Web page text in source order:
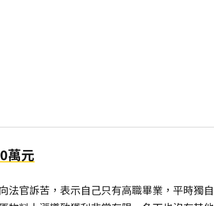
萬元
法官訴苦，表示自己只有高職畢業，平時獨自